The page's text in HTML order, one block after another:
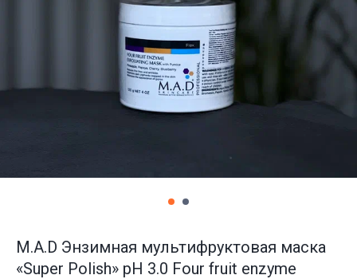
M.A.D Энзимная мультифруктовая маска
«Super Polish» pH 3.0 Four fruit enzyme